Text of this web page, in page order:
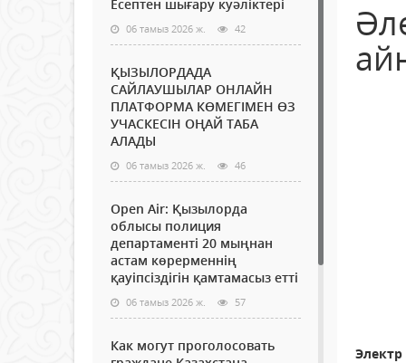
Есептен шығару куәліктері
06 тамыз 2026 ж. 42
ҚЫЗЫЛОРДАДА
САЙЛАУШЫЛАР ОНЛАЙН
ПЛАТФОРМА КӨМЕГІМЕН ӨЗ
УЧАСКЕСІН ОҢАЙ ТАБА
АЛАДЫ
06 тамыз 2026 ж. 46
Open Air: Қызылорда
облысы полиция
департаменті 20 мыңнан
астам көрерменнің
қауіпсіздігін қамтамасыз етті
06 тамыз 2026 ж. 57
Как могут проголосовать